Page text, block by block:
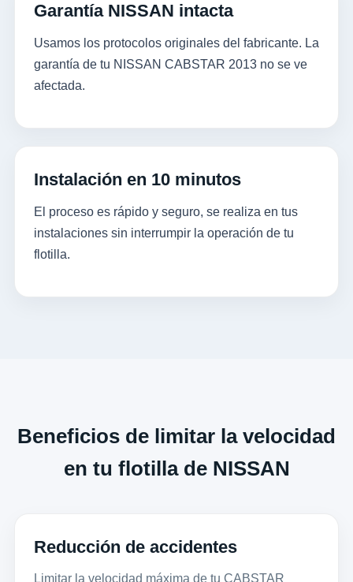
Garantía NISSAN intacta
Usamos los protocolos originales del fabricante. La
garantía de tu NISSAN CABSTAR 2013 no se ve
afectada.
Instalación en 10 minutos
El proceso es rápido y seguro, se realiza en tus
instalaciones sin interrumpir la operación de tu
flotilla.
Beneficios de limitar la velocidad
en tu flotilla de NISSAN
Reducción de accidentes
Limitar la velocidad máxima de tu CABSTAR